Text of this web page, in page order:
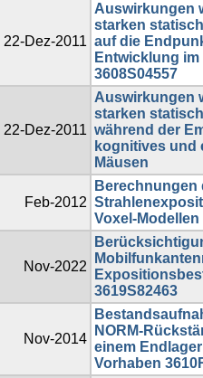
22-Dez-2011
Auswirkungen
starken
auf die
Entwicklung
3608S04557
22-Dez-2011
Auswirkungen
starken
während der
kognitives und
Mäusen
Feb-2012
Berechnungen
Voxel-Modellen
Nov-2022
3619S82463
Nov-2014
NORM-
einem
Vorhaben